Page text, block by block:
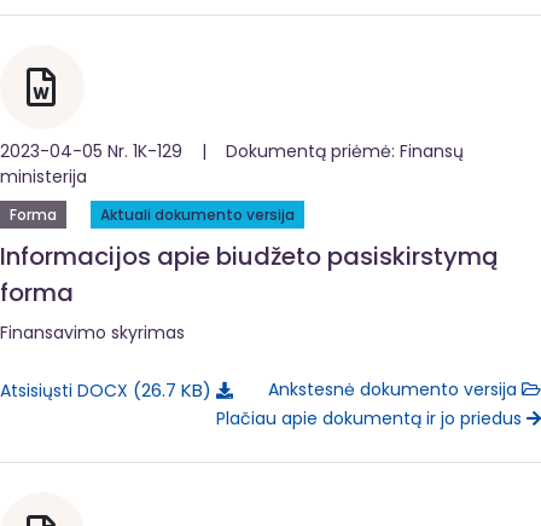
2023-04-05 Nr. 1K-129 | Dokumentą priėmė: Finansų
ministerija
Forma Aktuali dokumento versija
Informacijos apie biudžeto pasiskirstymą
forma
Finansavimo skyrimas
Atsisiųsti DOCX 26.7 KB
Ankstesnė dokumento versija
Plačiau apie dokumentą ir jo priedus